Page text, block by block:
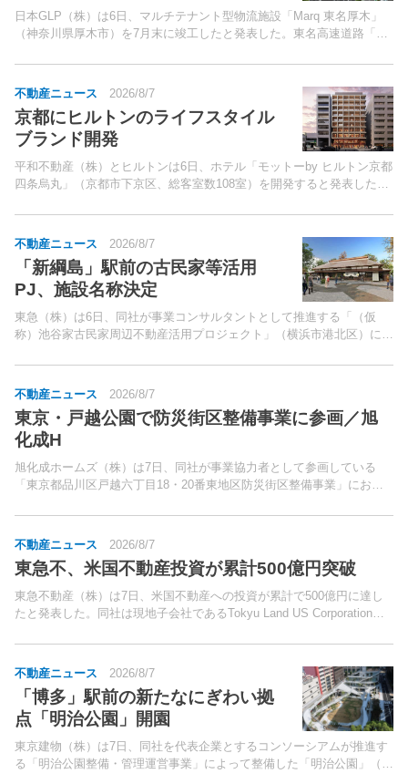
日本GLP（株）は6日、マルチテナント型物流施設「Marq 東名厚木」
（神奈川県厚木市）を7月末に竣工したと発表した。東名高速道路「厚
両高速道路へのアクセスが良く、首都圏全域を...
不動産ニュース 2026/8/7
京都にヒルトンのライフスタイル
ブランド開発
平和不動産（株）とヒルトンは6日、ホテル「モットーby ヒルトン京都
四条烏丸」（京都市下京区、総客室数108室）を開発すると発表した。
込み、その土地ならではの魅力を深く体験したい旅...
不動産ニュース 2026/8/7
「新綱島」駅前の古民家等活用
PJ、施設名称決定
東急（株）は6日、同社が事業コンサルタントとして推進する「（仮
称）池谷家古民家周辺不動産活用プロジェクト」（横浜市港北区）にお
した施設名称が「新綱島MICCA（シンツナシマ ミッカ...
不動産ニュース 2026/8/7
東京・戸越公園で防災街区整備事業に参画／旭
化成H
旭化成ホームズ（株）は7日、同社が事業協力者として参画している
「東京都品川区戸越六丁目18・20番東地区防災街区整備事業」におい
は、東急大井町線「戸越公園」駅徒歩5分、都営浅草線...
不動産ニュース 2026/8/7
東急不、米国不動産投資が累計500億円突破
東急不動産（株）は7日、米国不動産への投資が累計で500億円に達し
たと発表した。同社は現地子会社であるTokyu Land US Corporationを
も行なっている。
不動産ニュース 2026/8/7
「博多」駅前の新たなにぎわい拠
点「明治公園」開園
東京建物（株）は7日、同社を代表企業とするコンソーシアムが推進す
る「明治公園整備・管理運営事業」によって整備した「明治公園」（福